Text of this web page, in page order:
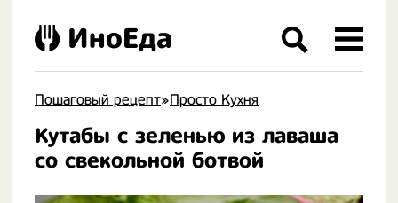
Пошаговый рецепт»Просто Кухня
Кутабы с зеленью из лаваша
со свекольной ботвой
ИноЕда